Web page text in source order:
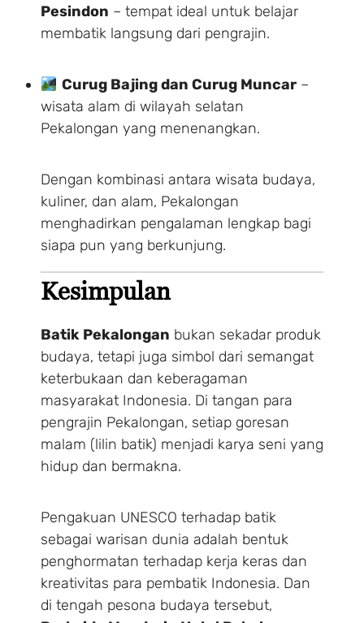
Pesindon – tempat ideal untuk belajar
membatik langsung dari pengrajin.
Curug Bajing dan Curug Muncar–
wisata alam di wilayah selatan
Pekalongan yang menenangkan.
Dengan kombinasi antara wisata budaya,
kuliner, dan alam, Pekalongan
menghadirkan pengalaman lengkap bagi
siapa pun yang berkunjung.
Kesimpulan
Batik Pekalongan bukan sekadar produk
budaya, tetapi juga simbol dari semangat
keterbukaan dan keberagaman
masyarakat Indonesia. Di tangan para
pengrajin Pekalongan, setiap goresan
malam (lilin batik) menjadi karya seni yang
hidup dan bermakna.
Pengakuan UNESCO terhadap batik
sebagai warisan dunia adalah bentuk
penghormatan terhadap kerja keras dan
kreativitas para pembatik Indonesia. Dan
di tengah pesona budaya tersebut,
Make a Booking
Search